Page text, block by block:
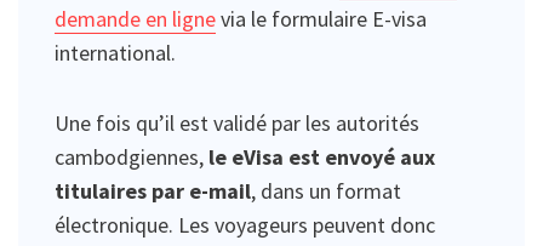
demande en lignevia le formulaire E-visa
international.
Une fois qu’il est validé par les autorités
cambodgiennes, le eVisa est envoyé aux
titulaires par e-mail, dans un format
électronique. Les voyageurs peuvent donc